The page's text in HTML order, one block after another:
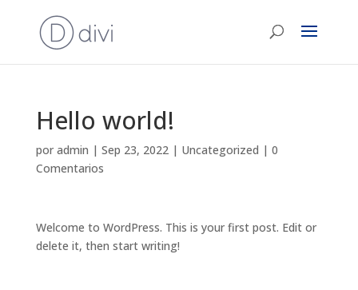
Hello world!
por admin | Sep 23, 2022| Uncategorized | 0
Comentarios
Welcome to WordPress. This is your first post. Edit or
delete it, then start writing!